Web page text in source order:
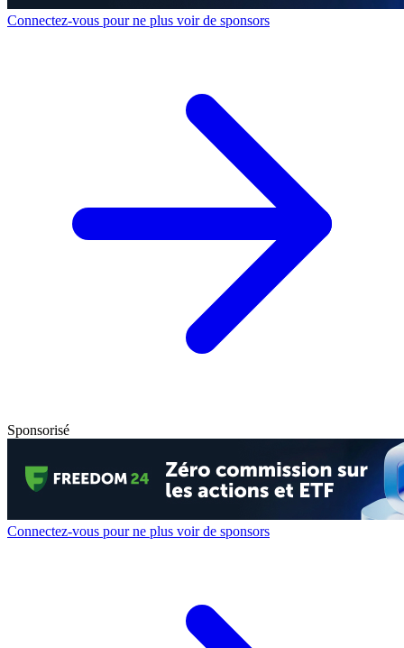
Connectez-vous pour ne plus voir de sponsors
Sponsorisé
Connectez-vous pour ne plus voir de sponsors